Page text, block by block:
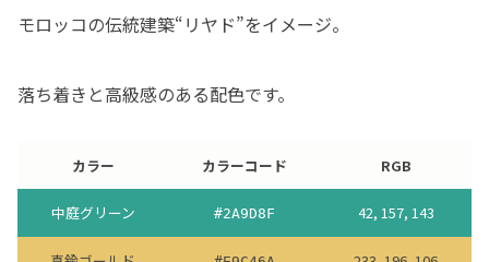
モロッコの伝統建築“リヤド”をイメージ。
落ち着きと高級感のある配色です。
カラー カラーコード RGB
中庭グリーン #2A9D8F 42, 157, 143